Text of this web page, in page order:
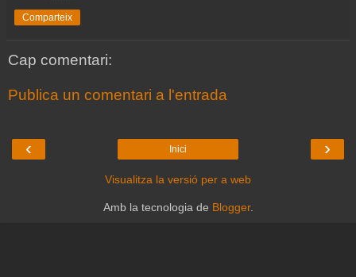
Comparteix
Cap comentari:
Publica un comentari a l'entrada
‹ ›
Inici
Visualitza la versió per a web
Amb la tecnologia de Blogger.